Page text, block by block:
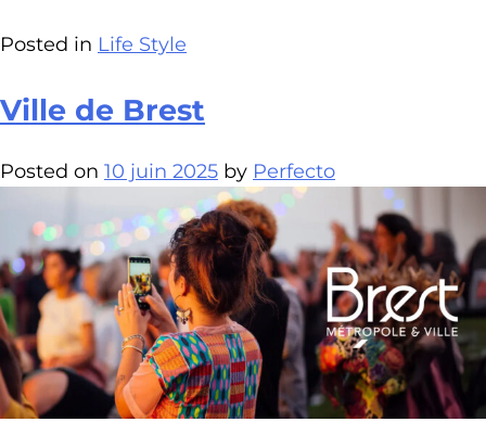
Posted in Life Style
Ville de Brest
Posted on 10 juin 2025 by Perfecto